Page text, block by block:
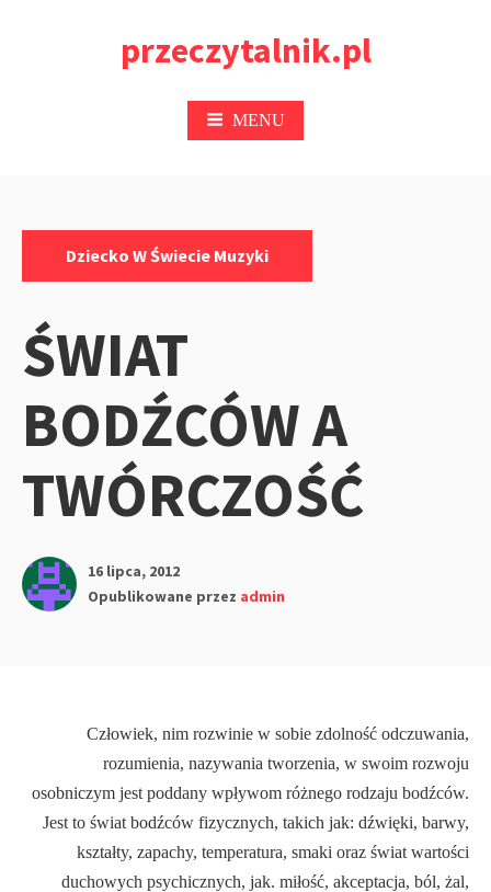
przeczytalnik.pl
MENU
Dziecko W Świecie Muzyki
ŚWIAT
BODŹCÓW A
TWÓRCZOŚĆ
16 lipca, 2012
Opublikowane przez admin
Człowiek, nim rozwinie w sobie zdolność odczuwania,
rozumienia, nazywania tworzenia, w swoim rozwoju
osobniczym jest poddany wpływom różnego rodzaju bodźców.
Jest to świat bodźców fizycznych, takich jak: dźwięki, barwy,
kształty, zapachy, temperatura, smaki oraz świat wartości
duchowych psychicznych, jak. miłość, akceptacja, ból, żal,